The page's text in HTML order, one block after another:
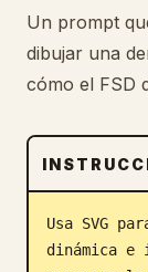
Prompts
Precios
Descargar
Blog
Un prompt
dibujar una
cómo el FSD
Usa SVG
dinámica e